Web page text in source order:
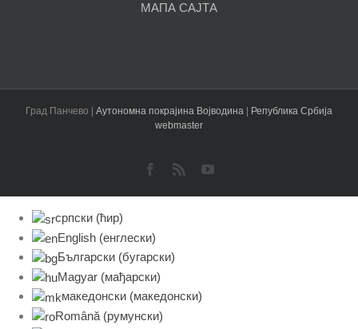
МАПА САЈТА
Град Панчево | Аутономна покрајина Војводина
Република Србија
webmaster
Facebook
Rss YouTube
српски (ћир)
English (енглески)
Български (бугарски)
Magyar (мађарски)
македонски (македонски)
Română (румунски)